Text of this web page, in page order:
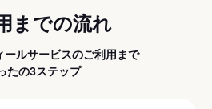
までの流れ
ールサービスのご利用まで
たの3ステップ